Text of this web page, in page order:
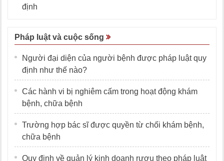
định
Pháp luật và cuộc sống
Người đại diện của người bệnh được pháp luật quy
định như thế nào?
Các hành vi bị nghiêm cấm trong hoạt động khám
bệnh, chữa bệnh
Trường hợp bác sĩ được quyền từ chối khám bệnh,
chữa bệnh
Quy định về quản lý kinh doanh rượu theo pháp luật